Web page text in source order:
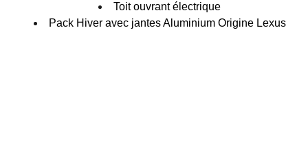
Toit ouvrant électrique
Pack Hiver avec jantes Aluminium Origine Lexus